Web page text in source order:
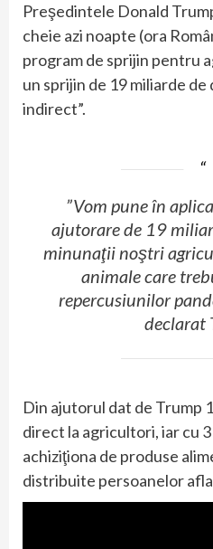
Preşedintele Donald
cheie azi noapte (ora
program de sprijin pentru
un sprijin de 19 miliarde
indirect”.
”Vom pune în
ajutorare de 19
minunaţii noştri
animale care
repercusiunilor
declarat
Din ajutorul dat de Trump
direct la agricultori, iar cu
achiziţiona de produse
distribuite persoanelor